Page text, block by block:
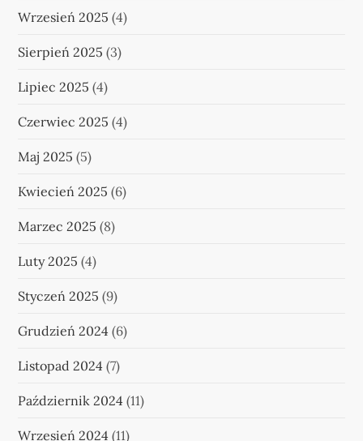
Wrzesień 2025 (4)
Sierpień 2025 (3)
Lipiec 2025 (4)
Czerwiec 2025 (4)
Maj 2025 (5)
Kwiecień 2025 (6)
Marzec 2025 (8)
Luty 2025 (4)
Styczeń 2025 (9)
Grudzień 2024 (6)
Listopad 2024 (7)
Październik 2024 (11)
Wrzesień 2024 (11)